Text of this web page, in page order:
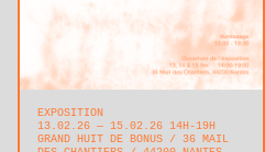
EXPOSITION
13.02.26 — 15.02.26 14H-19H
GRAND HUIT DE BONUS
36 MAIL